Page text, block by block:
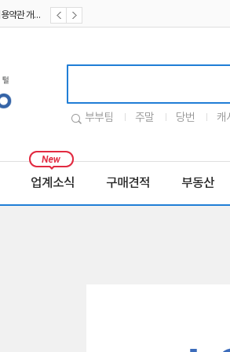
[공지] [호텔업] 유료서비스 이용약관 개정본2 (19.09.02)
부부팀 주말 당번 캐
업계소식 구매견적 부동산